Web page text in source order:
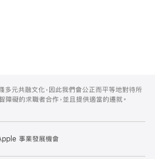
多元共融文化，因此我們會公正而平等地對待所
礙的求職者合作，並且提供適當的遷就。
事業發展機會